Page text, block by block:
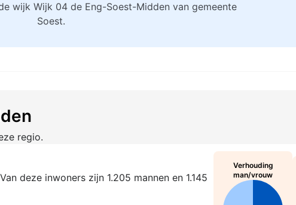
wijk Wijk 04 de Eng-Soest-Midden van gemeente
Soest.
regio.
deze inwoners zijn 1.205 mannen en 1.145
Verhouding
man/vrouw